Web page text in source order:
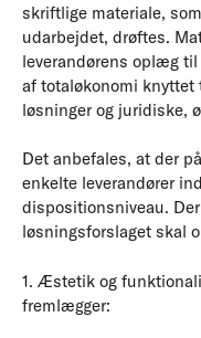
skriftlige materiale,
udarbejdet, drøftes.
leverandørens oplæg
af totaløkonomi
løsninger og juridiske,
Det anbefales, at der
enkelte leverandører
dispositionsniveau.
løsningsforslaget skal
1. Æstetik og
fremlægger: